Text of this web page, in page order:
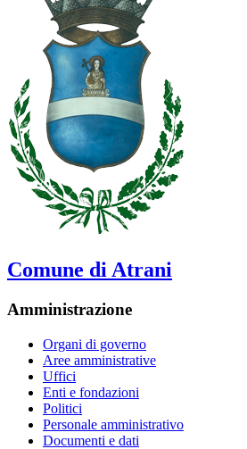
Comune di Atrani
Amministrazione
Organi di governo
Aree amministrative
Uffici
Enti e fondazioni
Politici
Personale amministrativo
Documenti e dati